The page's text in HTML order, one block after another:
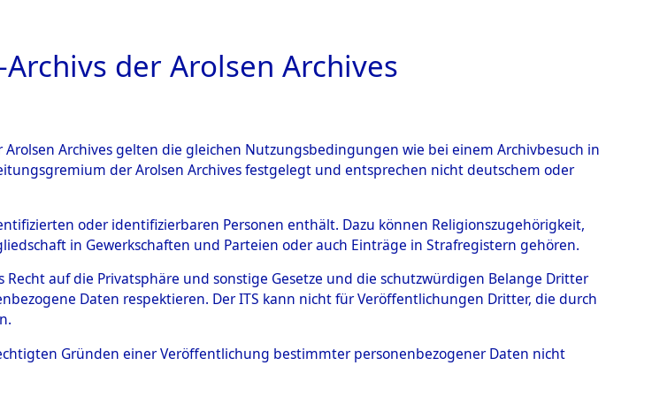
ÜBERSICHT BILD
("Kreis Clearance Action").→0002
(84612252)
der Arolsen Archives
Archives gelten die gleichen Nutzungsbedingungen wie bei einem Archivbesuch in
der Arolsen Archives festgelegt und entsprechen nicht deutschem oder
oder identifizierbaren Personen enthält. Dazu können Religionszugehörigkeit,
in Gewerkschaften und Parteien oder auch Einträge in Strafregistern gehören.
auf die Privatsphäre und sonstige Gesetze und die schutzwürdigen Belange Dritter
Daten respektieren. Der ITS kann nicht für Veröffentlichungen Dritter, die durch
Gründen einer Veröffentlichung bestimmter personenbezogener Daten nicht